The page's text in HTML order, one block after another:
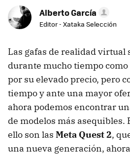
Alberto García
Editor - Xataka Selección
Las gafas de realidad virtual
durante mucho tiempo
por su elevado precio, pero
tiempo y ante una mayor
ahora podemos encontrar
de modelos más asequibles.
ello son las Meta Quest 2,
una nueva generación,